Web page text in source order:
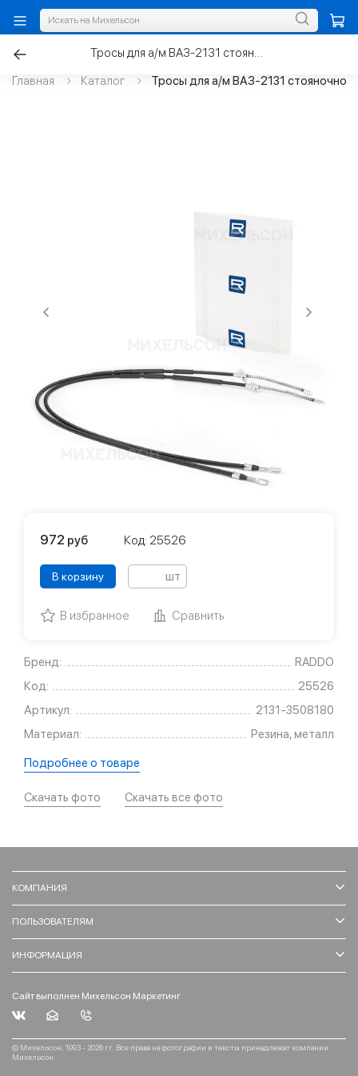
Главная Каталог Тросы для а/м ВАЗ-2131
Бренд:
RADDO
Код:
25526
Артикул:
2131-3508180
Материал:
Резина, металл
Подробнее о товаре
Скачать фото Скачать все фото
972 руб Код: 25526
В корзину шт
В избранное Сравнить
КОМПАНИЯ
ПОЛЬЗОВАТЕЛЯМ
ИНФОРМАЦИЯ
Сайт выполнен Михельсон Маркетинг
© Михельсон, 1993 - 2026 гг. Все права на фотографии и тексты принадлежат компании
Михельсон.